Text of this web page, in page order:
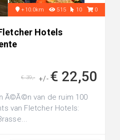
+10.0km 515 10 0
Hotels
+/- € 22,50
€ 39,-
Ã©Ã©n van de ruim 100
van Fletcher Hotels: